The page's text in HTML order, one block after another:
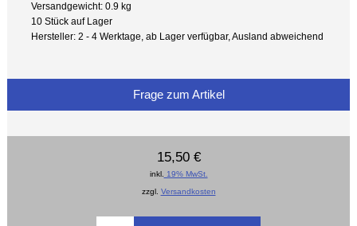
Versandgewicht: 0.9 kg
10 Stück auf Lager
Hersteller: 2 - 4 Werktage, ab Lager verfügbar, Ausland abweichend
Frage zum Artikel
15,50 €
inkl.
19% MwSt.
zzgl. Versandkosten